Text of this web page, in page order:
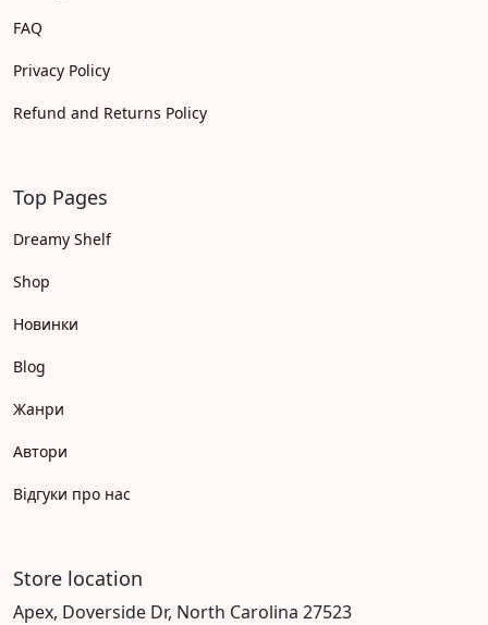
FAQ
Privacy Policy
Refund and Returns Policy
Top Pages
Dreamy Shelf
Shop
Новинки
Blog
Жанри
Автори
Відгуки про нас
Store location
Apex, Doverside Dr, North Carolina 27523